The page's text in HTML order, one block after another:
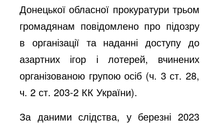
Донецької обласної прокуратури трьом
громадянам повідомлено про підозру
в організації та наданні доступу до
азартних ігор і лотерей, вчинених
організованою групою осіб (ч. 3 ст. 28,
ч. 2 ст. 203-2 КК України).
За даними слідства, у березні 2023